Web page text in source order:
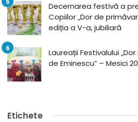
Decernarea festivă a
Copiilor „Dor de
ediția a V-a, jubiliară
Laureații Festivalului
de Eminescu” – Mesici
Etichete